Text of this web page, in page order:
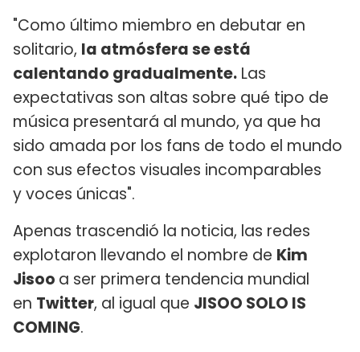
"Como último miembro en debutar en
solitario, la atmósfera se está
calentando gradualmente. Las
expectativas son altas sobre qué tipo de
música presentará al mundo, ya que ha
sido amada por los fans de todo el mundo
con sus efectos visuales incomparables
y voces únicas".
Apenas trascendió la noticia, las redes
explotaron llevando el nombre de Kim
Jisoo a ser primera tendencia mundial
en Twitter, al igual que JISOO SOLO IS
COMING.